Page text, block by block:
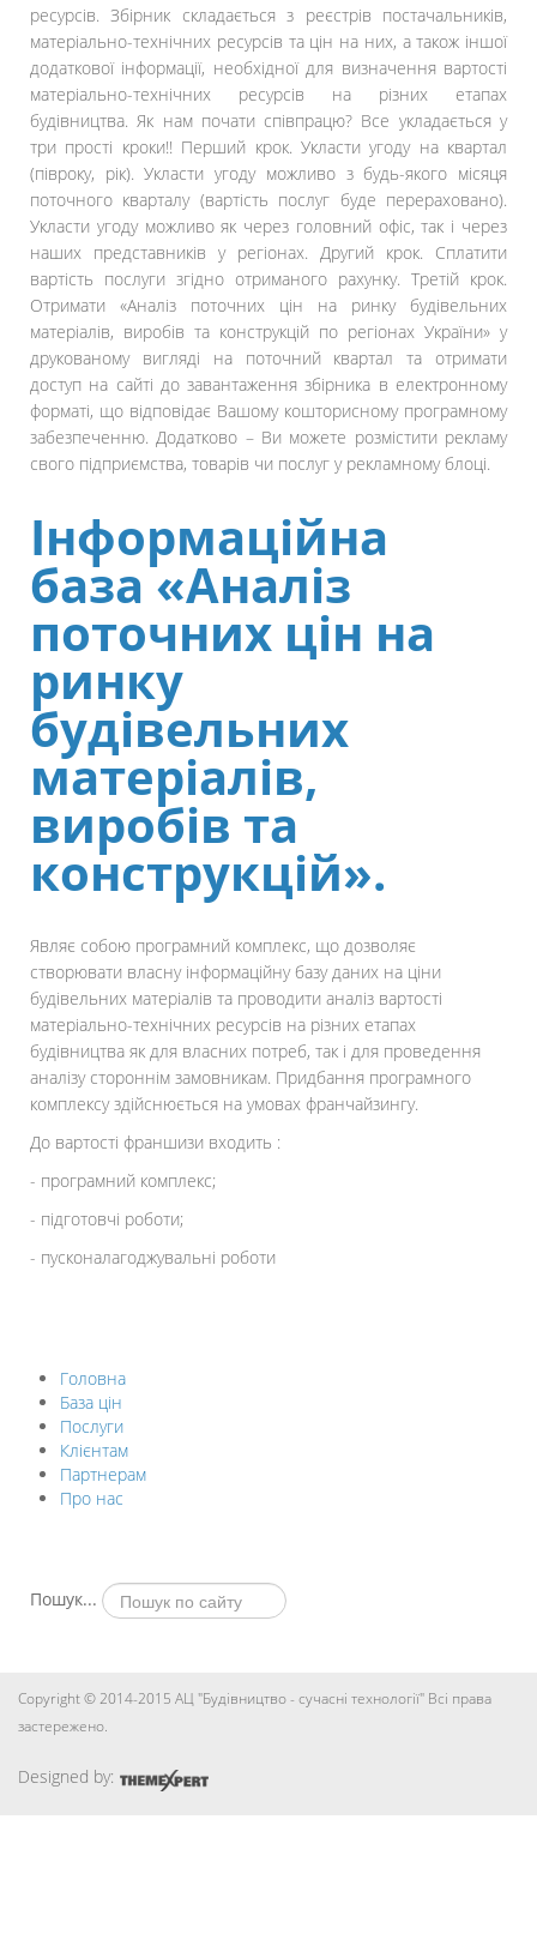
ресурсів. Збірник складається з реєстрів постачальників,
матеріально-технічних ресурсів та цін на них, а також іншої
додаткової інформації, необхідної для визначення вартості
матеріально-технічних ресурсів на різних етапах
будівництва. Як нам почати співпрацю? Все укладається у
три прості кроки!! Перший крок. Укласти угоду на квартал
(півроку, рік). Укласти угоду можливо з будь-якого місяця
поточного кварталу (вартість послуг буде перераховано).
Укласти угоду можливо як через головний офіс, так і через
наших представників у регіонах. Другий крок. Сплатити
вартість послуги згідно отриманого рахунку. Третій крок.
Отримати «Аналіз поточних цін на ринку будівельних
матеріалів, виробів та конструкцій по регіонах України» у
друкованому вигляді на поточний квартал та отримати
доступ на сайті до завантаження збірника в електронному
форматі, що відповідає Вашому кошторисному програмному
забезпеченню. Додатково – Ви можете розмістити рекламу
свого підприємства, товарів чи послуг у рекламному блоці.
Інформаційна
база «Аналіз
поточних цін на
ринку
будівельних
матеріалів,
виробів та
конструкцій».
Являє собою програмний комплекс, що дозволяє
створювати власну інформаційну базу даних на ціни
будівельних матеріалів та проводити аналіз вартості
матеріально-технічних ресурсів на різних етапах
будівництва як для власних потреб, так і для проведення
аналізу стороннім замовникам. Придбання програмного
комплексу здійснюється на умовах франчайзингу.
До вартості франшизи входить :
- програмний комплекс;
- підготовчі роботи;
- пусконалагоджувальні роботи
Головна
База цін
Послуги
Клієнтам
Партнерам
Про нас
Пошук...
Copyright © 2014-2015 АЦ "Будівництво - сучасні технології" Всі права
застережено.
Designed by: